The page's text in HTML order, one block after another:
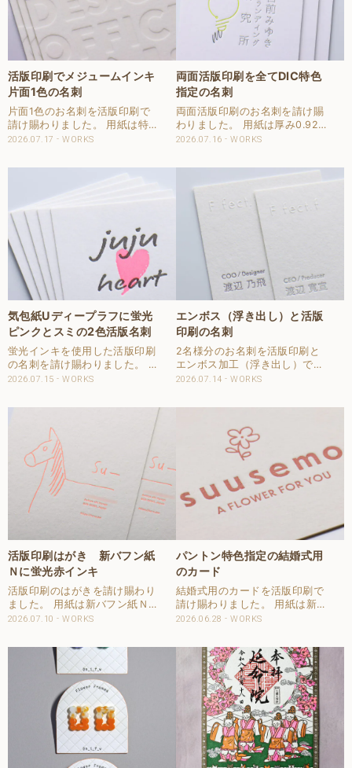
活版印刷でメジュームインキ
片面1色の名刺
片面1色のお名刺を活版印刷で
請け賜わりました。 用紙は特Ａ
クッションＦ 0.8 シロを使用し
いインキとな..
2026.07.17 WORKS
両面活版印刷を全てDIC特色
指定の名刺
両面活版印刷のお名刺を請け賜
わりました。 用紙は厚み0.92
㎜あるスノーブル-FS L判
両面微塗工の貼合品となりま
す。 印刷は表面2色、裏面1色
を活版印..
2026.07.16 WORKS
気包紙Uディープラフに蛍光
ピンクとスミの2色活版名刺
蛍光インキを使用した活版印刷
の名刺を請け賜わりました。 用
紙は気包紙U-FSディープラフを
蛍光ピンクとスミで印刷してい
ます。 QRコードも勿論活版印
刷で再現して..
2026.07.15 WORKS
エンボス（浮き出し）と活版
印刷の名刺
2名様分のお名刺を活版印刷と
エンボス加工（浮き出し）で請
け賜わりました。 用紙はハーフ
それぞれ違う色を特色で指定頂
きました。 エンボ..
2026.07.14 WORKS
活版印刷はがき 新バフン紙
Ｎに蛍光赤インキ
活版印刷のはがきを請け賜わり
ました。 用紙は新バフン紙Ｎの
きぬを使用しました。 両面１色
で活版印刷しました。 新バフン
紙Ｎ きぬは四六判：270㎏で厚
2026.07.10 WORKS
パントン特色指定の結婚式用
のカード
結婚式用のカードを活版印刷で
請け賜わりました。 用紙は新バ
フン紙Nのきぬを使用しまし
指定いただきました。 QRコー
ド部分も活版印刷のパントン特
色で印刷しています..
2026.06.28 WORKS